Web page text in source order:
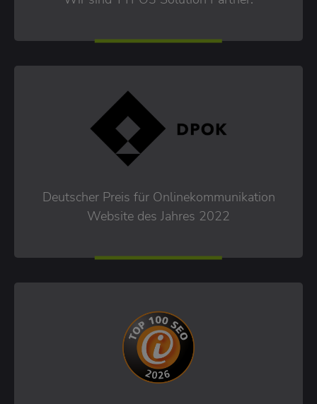
Deutscher Preis für Onlinekommunikation
Website des Jahres 2022